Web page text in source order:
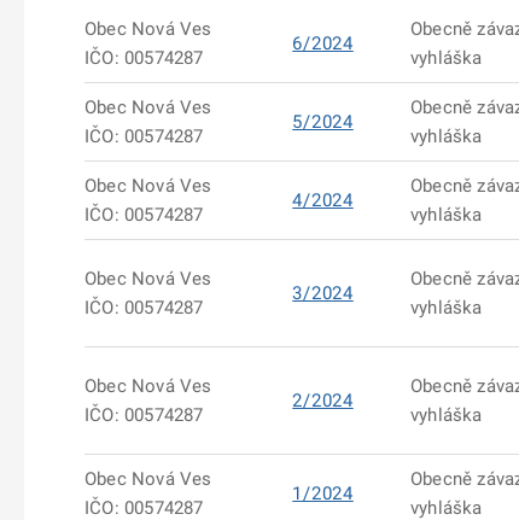
Obec Nová Ves
IČO: 00574287
6/2024
Obecně
vyhláška
Obec Nová Ves
IČO: 00574287
5/2024
Obecně
vyhláška
Obec Nová Ves
IČO: 00574287
4/2024
Obecně
vyhláška
Obec Nová Ves
IČO: 00574287
3/2024
Obecně
vyhláška
Obec Nová Ves
IČO: 00574287
2/2024
Obecně
vyhláška
Obec Nová Ves
IČO: 00574287
1/2024
Obecně
vyhláška